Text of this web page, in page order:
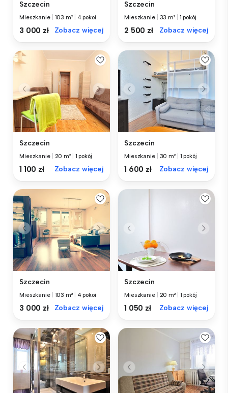
Szczecin
Mieszkanie 103 m² 4 pokoi
3 000 zł Zobacz więcej
Szczecin
Mieszkanie 33 m² 1 pokój
2 500 zł Zobacz więcej
Szczecin
Mieszkanie 20 m² 1 pokój
1 100 zł Zobacz więcej
Szczecin
Mieszkanie 30 m² 1 pokój
1 600 zł Zobacz więcej
Szczecin
Mieszkanie 103 m² 4 pokoi
3 000 zł Zobacz więcej
Szczecin
Mieszkanie 20 m² 1 pokój
1 050 zł Zobacz więcej